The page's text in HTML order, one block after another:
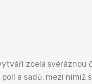
zcela svéráznou
a sadů, mezi